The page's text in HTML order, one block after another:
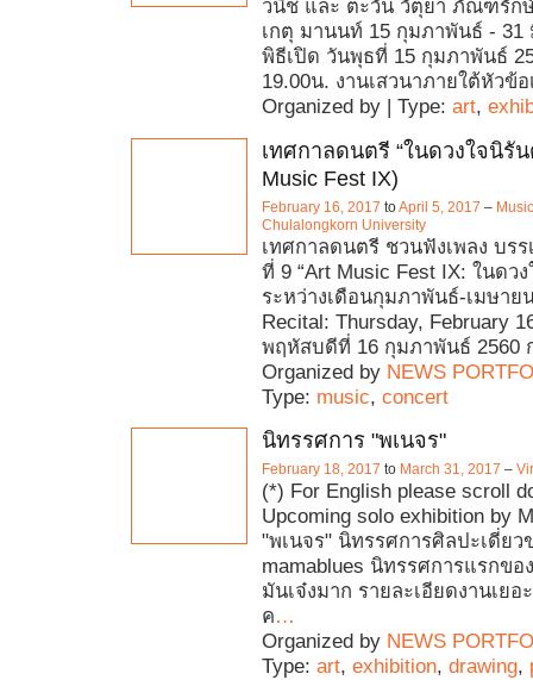
วนิช และ ตะวัน วัตุยา ภัณฑรัก
เกตุ มานนท์ 15 กุมภาพันธ์ - 31
พิธีเปิด วันพุธที่ 15 กุมภาพันธ์
19.00น. งานเสวนาภายใต้หัวข้อ
Organized by | Type: art,
เทศกาลดนตรี “ในดวงใจนิรัน
Music Fest IX)
February 16, 2017 toApril 5, 2017 –
Chulalongkorn University
เทศกาลดนตรี ชวนฟังเพลง บรร
ที่ 9 “Art Music Fest IX: ในดว
ระหว่างเดือนกุมภาพันธ์-เมษาย
Recital: Thursday, February
พฤหัสบดีที่ 16 กุมภาพันธ์ 2560
Organized by NEWS
Type: music, concert
นิทรรศการ "พเนจร"
February 18, 2017 to March 31, 2017 –
(*) For English please scroll
Upcoming solo exhibition by
"พเนจร" นิทรรศการศิลปะเดี่ยว
mamablues นิทรรศการแรกขอ
มันเจ๋งมาก รายละเอียดงานเย
ค…
Organized by NEWS
Type: art, exhibition, drawing,